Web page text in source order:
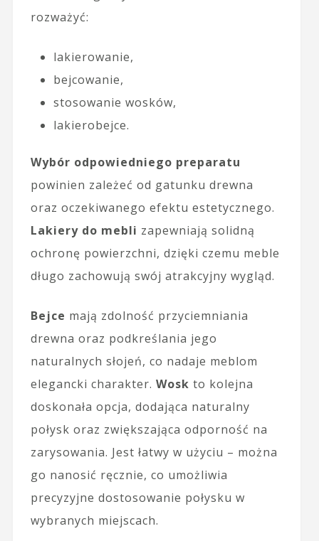
rozważyć:
lakierowanie,
bejcowanie,
stosowanie wosków,
lakierobejce.
Wybór odpowiedniego preparatu
powinien zależeć od gatunku drewna
oraz oczekiwanego efektu estetycznego.
Lakiery do mebli zapewniają solidną
ochronę powierzchni, dzięki czemu meble
długo zachowują swój atrakcyjny wygląd.
Bejce mają zdolność przyciemniania
drewna oraz podkreślania jego
naturalnych słojeń, co nadaje meblom
elegancki charakter. Wosk to kolejna
doskonała opcja, dodająca naturalny
połysk oraz zwiększająca odporność na
zarysowania. Jest łatwy w użyciu – można
go nanosić ręcznie, co umożliwia
precyzyjne dostosowanie połysku w
wybranych miejscach.